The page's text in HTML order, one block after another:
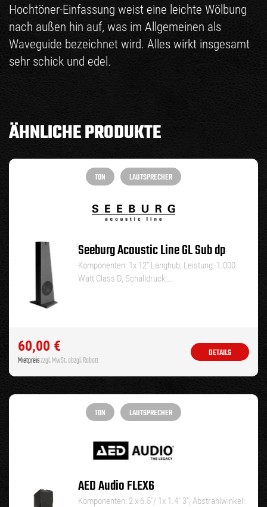
Hochtöner-Einfassung weist eine leichte Wölbung
nach außen hin auf, was im Allgemeinen als
Waveguide bezeichnet wird. Alles wirkt insgesamt
sehr schick und edel.
ÄHNLICHE PRODUKTE
TON LAUTSPRECHER
Seeburg Acoustic Line GL Sub dp
Komponenten: 1x 12” Langhub, Leistung: 1.000
Watt Class D, Schalldruck:…
60,00 €
Mietpreiszzgl. MwSt. abzgl. Rabatt
DETAILS
TON LAUTSPRECHER
AED Audio FLEX6
Komponenten: 2 x 6.5″/ 1x 1.4″ 3″, Abstrahlwinkel: